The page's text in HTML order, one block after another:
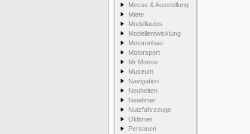
Messe & Ausstellung
Miete
Modellautos
Modellentwicklung
Motorenbau
Motorsport
Mr Moose
Museum
Navigation
Neuheiten
Newtimer
Nutzfahrzeuge
Oldtimer
Personen